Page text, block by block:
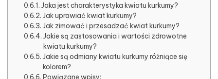
Jaka jest charakterystyka kwiatu kurkumy?
Jak uprawiać kwiat kurkumy?
Jak zimować i przesadzać kwiat kurkumy?
Jakie są zastosowania i wartości zdrowotne
kwiatu kurkumy?
Jakie są odmiany kwiatu kurkumy różniące się
kolorem?
Powiązane wpisy: